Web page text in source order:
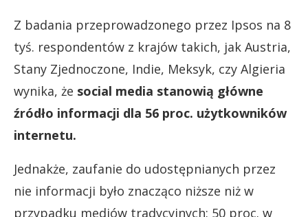
Z badania przeprowadzonego przez Ipsos na 8
tyś. respondentów z krajów takich, jak Austria,
Stany Zjednoczone, Indie, Meksyk, czy Algieria
wynika, że social media stanowią główne
źródło informacji dla 56 proc. użytkowników
internetu.
Jednakże, zaufanie do udostępnianych przez
nie informacji było znacząco niższe niż w
przypadku mediów tradycyjnych: 50 proc. w